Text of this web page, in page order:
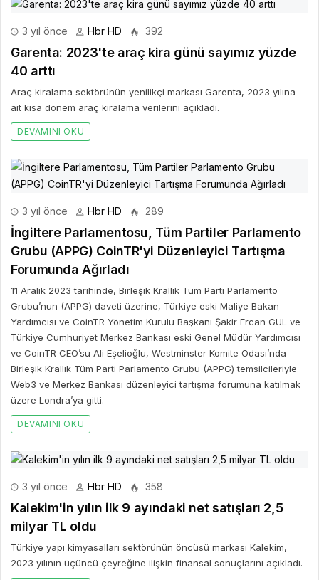
3 yıl önce Hbr HD 392
Garenta: 2023'te araç kira günü sayımız yüzde
40 arttı
Araç kiralama sektörünün yenilikçi markası Garenta, 2023 yılına
ait kısa dönem araç kiralama verilerini açıkladı.
DEVAMINI OKU
3 yıl önce Hbr HD 289
İngiltere Parlamentosu, Tüm Partiler Parlamento
Grubu (APPG) CoinTR'yi Düzenleyici Tartışma
Forumunda Ağırladı
11 Aralık 2023 tarihinde, Birleşik Krallık Tüm Parti Parlamento
Grubu’nun (APPG) daveti üzerine, Türkiye eski Maliye Bakan
Yardımcısı ve CoinTR Yönetim Kurulu Başkanı Şakir Ercan GÜL ve
Türkiye Cumhuriyet Merkez Bankası eski Genel Müdür Yardımcısı
ve CoinTR CEO’su Ali Eşelioğlu, Westminster Komite Odası’nda
Birleşik Krallık Tüm Parti Parlamento Grubu (APPG) temsilcileriyle
Web3 ve Merkez Bankası düzenleyici tartışma forumuna katılmak
üzere Londra’ya gitti.
DEVAMINI OKU
3 yıl önce Hbr HD 358
Kalekim'in yılın ilk 9 ayındaki net satışları 2,5
milyar TL oldu
Türkiye yapı kimyasalları sektörünün öncüsü markası Kalekim,
2023 yılının üçüncü çeyreğine ilişkin finansal sonuçlarını açıkladı.